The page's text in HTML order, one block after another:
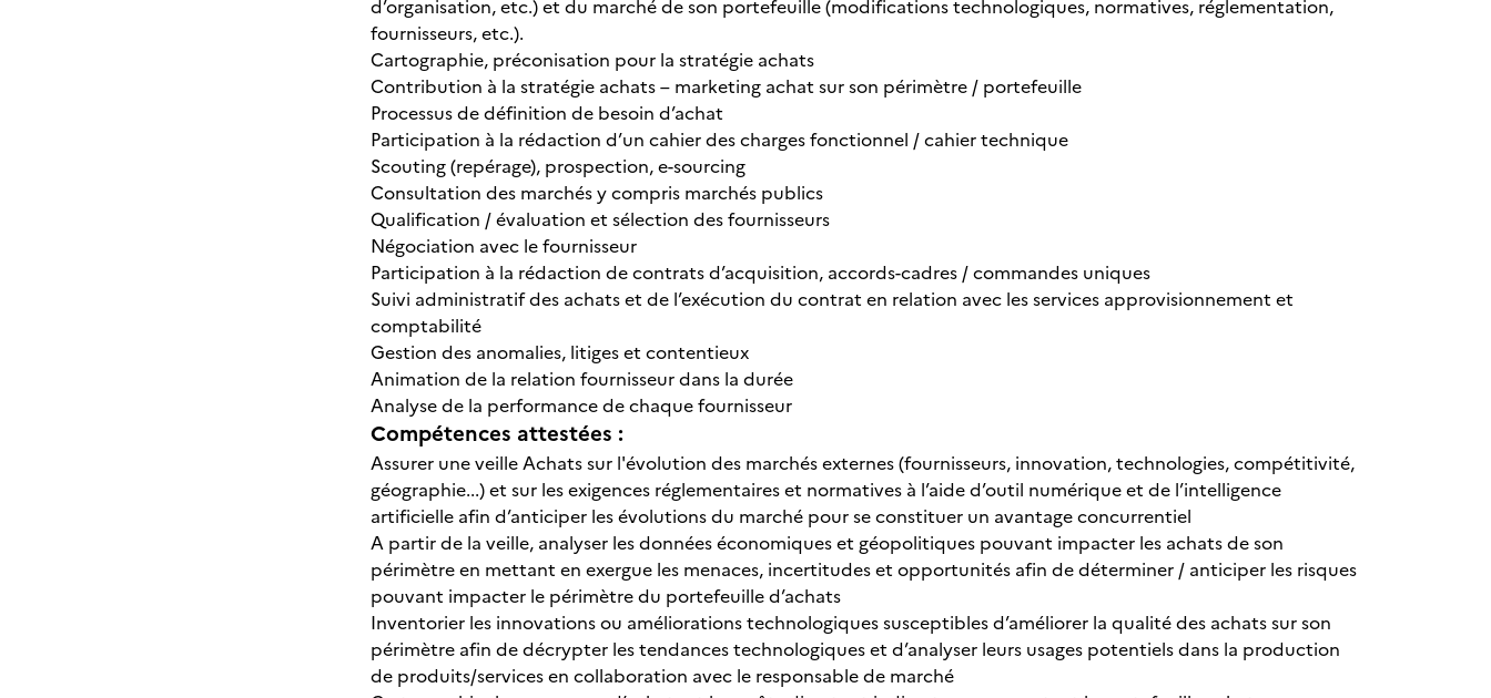
d’organisation, etc.) et du marché́ de son portefeuille (modifications technologiques, normatives, réglementation,
fournisseurs, etc.).
Cartographie, préconisation pour la stratégie achats
Contribution à la stratégie achats – marketing achat sur son périmètre / portefeuille
Processus de définition de besoin d’achat
Participation à la rédaction d’un cahier des charges fonctionnel / cahier technique
Scouting (repérage), prospection, e-sourcing
Consultation des marchés y compris marchés publics
Qualification / évaluation et sélection des fournisseurs
Négociation avec le fournisseur
Participation à la rédaction de contrats d’acquisition, accords-cadres / commandes uniques
Suivi administratif des achats et de l’exécution du contrat en relation avec les services approvisionnement et
comptabilité
Gestion des anomalies, litiges et contentieux
Animation de la relation fournisseur dans la durée
Analyse de la performance de chaque fournisseur
Compétences attestées :
Assurer une veille Achats sur l'évolution des marchés externes (fournisseurs, innovation, technologies, compétitivité,
géographie...) et sur les exigences réglementaires et normatives à l’aide d’outil numérique et de l’intelligence
artificielle afin d’anticiper les évolutions du marché pour se constituer un avantage concurrentiel
A partir de la veille, analyser les données économiques et géopolitiques pouvant impacter les achats de son
périmètre en mettant en exergue les menaces, incertitudes et opportunités afin de déterminer / anticiper les risques
pouvant impacter le périmètre du portefeuille d’achats
Inventorier les innovations ou améliorations technologiques susceptibles d’améliorer la qualité des achats sur son
périmètre afin de décrypter les tendances technologiques et d’analyser leurs usages potentiels dans la production
de produits/services en collaboration avec le responsable de marché